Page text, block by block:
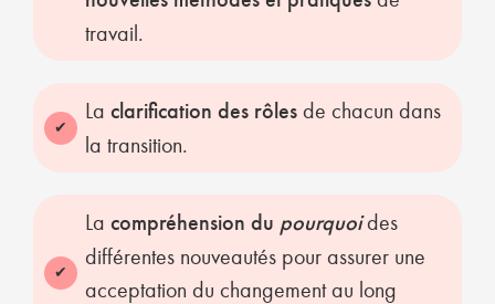
travail.
La clarification des rôles de chacun dans
la transition.
La compréhension du pourquoi des
différentes nouveautés pour assurer une
acceptation du changement au long